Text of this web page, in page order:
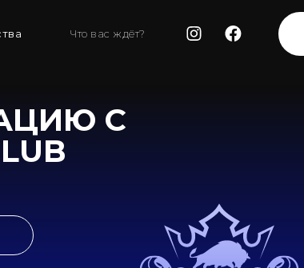
Что вас ждёт?
С